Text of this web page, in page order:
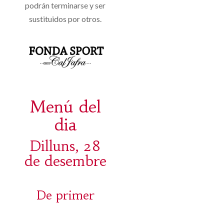
podrán terminarse y ser
sustituidos por otros.
Menú del
dia
Dilluns, 28
de desembre
De primer